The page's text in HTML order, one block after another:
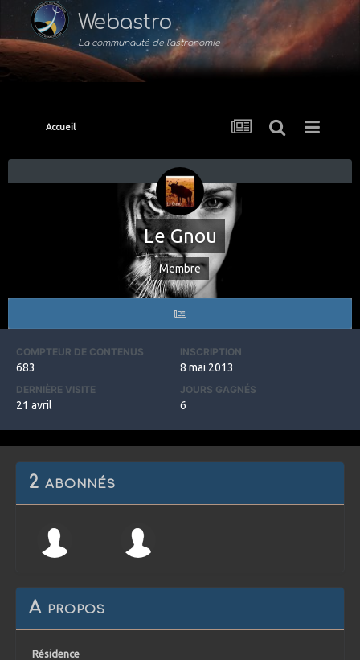
Webastro
La communauté de l'astronomie
Accueil
Le Gnou
Membre
COMPTEUR DE CONTENUS
683
INSCRIPTION
8 mai 2013
DERNIÈRE VISITE
21 avril
JOURS GAGNÉS
6
2 abonnés
A propos
Résidence